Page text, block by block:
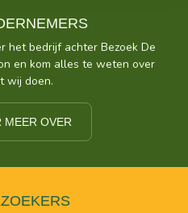
het bedrijf achter Bezoek De
en kom alles te weten over
wij doen.
MEER OVER